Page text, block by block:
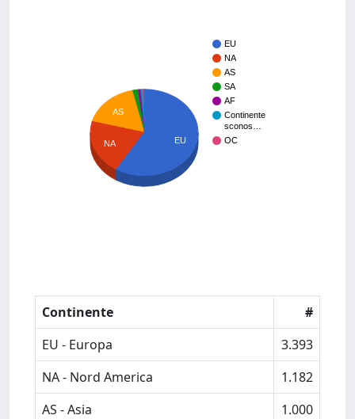
EU
NA
AS
SA
AF
Continente
sconos…
OC
AS
NA EU
Continente
#
EU - Europa
3.393
NA - Nord America
1.182
AS - Asia
1.000